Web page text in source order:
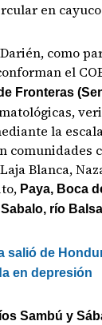
en
como
el
Fronteras
la
comunidades
Blanca,
Paya, Boca
río
salió de
en depresión
Sambú y